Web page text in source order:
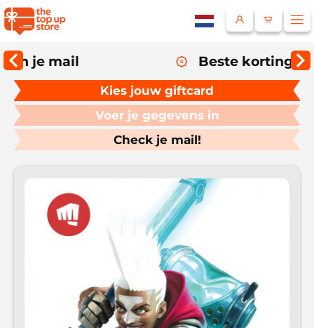
Selecteer een taal
Beste kortingsprogramma!
Kies jouw giftcard
Voer je gegevens in
Check je mail!